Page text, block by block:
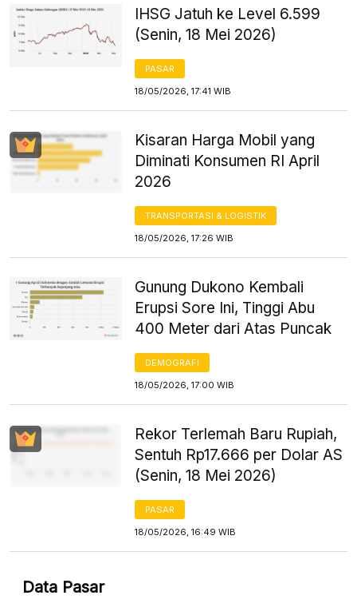
IHSG Jatuh ke Level 6.599
(Senin, 18 Mei 2026)
PASAR
18/05/2026, 17:41 WIB
Kisaran Harga Mobil yang
Diminati Konsumen RI April
2026
TRANSPORTASI & LOGISTIK
18/05/2026, 17:26 WIB
Gunung Dukono Kembali
Erupsi Sore Ini, Tinggi Abu
400 Meter dari Atas Puncak
DEMOGRAFI
18/05/2026, 17:00 WIB
Rekor Terlemah Baru Rupiah,
Sentuh Rp17.666 per Dolar AS
(Senin, 18 Mei 2026)
PASAR
18/05/2026, 16:49 WIB
Data Pasar